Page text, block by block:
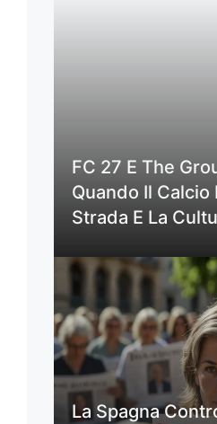
FC 27 E The
Quando Il Calcio
Strada E La
La Spagna